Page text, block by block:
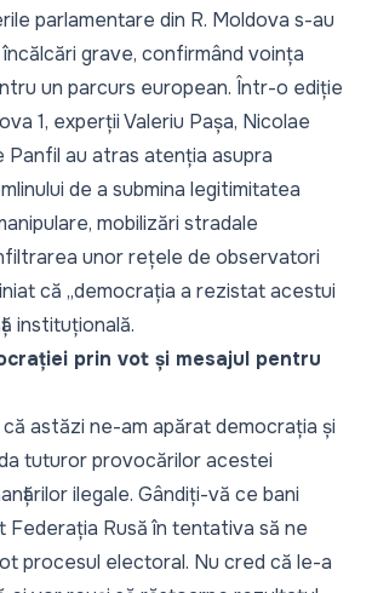
parlamentare din R. Moldova s-au
grave, confirmând voința
un parcurs european. Într-o ediție
1, experții Valeriu Pașa, Nicolae
Panfil au atras atenția asupra
de a submina legitimitatea
mobilizări stradale
unor rețele de observatori
că „democrația a rezistat acestui
instituțională.
prin vot și mesajul pentru
astăzi ne-am apărat democrația și
tuturor provocărilor acestei
ilegale. Gândiți-vă ce bani
Federația Rusă în tentativa să ne
procesul electoral. Nu cred că le-a